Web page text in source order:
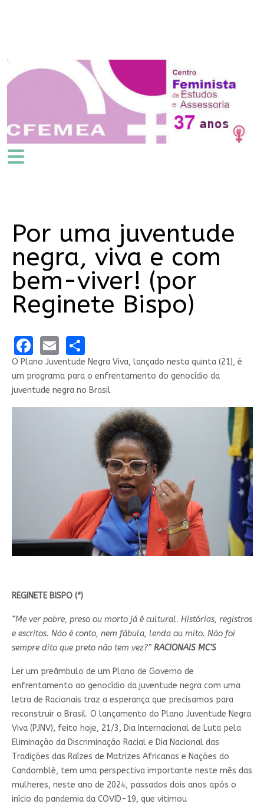
Por uma juventude
negra, viva e com
bem-viver! (por
Reginete Bispo)
Facebook
EmailShare
O Plano Juventude Negra Viva, lançado nesta quinta (21), é
um programa para o enfrentamento do genocídio da
juventude negra no Brasil
REGINETE BISPO (*)
“Me ver pobre, preso ou morto já é cultural. Histórias, registros
e escritos. Não é conto, nem fábula, lenda ou mito. Não foi
sempre dito que preto não tem vez?”RACIONAIS MC’S
Ler um preâmbulo de um Plano de Governo de
enfrentamento ao genocídio da juventude negra com uma
letra de Racionais traz a esperança que precisamos para
reconstruir o Brasil. O lançamento do Plano Juventude Negra
Viva (PJNV), feito hoje, 21/3, Dia Internacional de Luta pela
Eliminação da Discriminação Racial e Dia Nacional das
Tradições das Raízes de Matrizes Africanas e Nações do
Candomblé, tem uma perspectiva importante neste mês das
mulheres, neste ano de 2024, passados dois anos após o
início da pandemia da COVID-19, que vitimou